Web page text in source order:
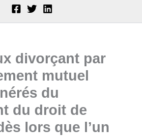
divorçant par
mutuel
du
du droit de
lors que l’un